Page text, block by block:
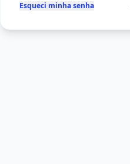
Esqueci minha senha